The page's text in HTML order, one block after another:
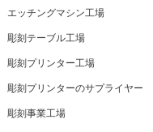
エッチングマシン工場
彫刻テーブル工場
彫刻プリンター工場
彫刻プリンターのサプライヤー
彫刻事業工場